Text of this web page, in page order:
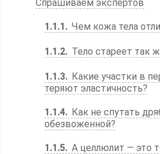
Спрашиваем экспертов
1.1.1 Чем кожа тела
1.1.2 Тело стареет так
1.1.3
Какие участки в
теряют эластичность?
1.1.4
Как не спутать
обезвоженной?
1.1.5 А целлюлит — это